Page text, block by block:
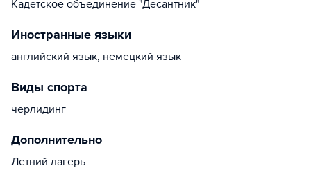
Кадетское объединение "Десантник"
Иностранные языки
английский язык, немецкий язык
Виды спорта
черлидинг
Дополнительно
Летний лагерь